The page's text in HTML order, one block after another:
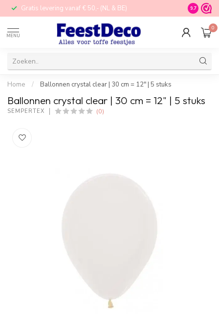
Gratis levering vanaf € 50,- (NL & BE) STORE in
9.7
MENU
0
Home / Ballonnen crystal clear | 30 cm = 12" | 5 stuks
Ballonnen crystal clear | 30 cm = 12" | 5 stuks
SEMPERTEX (0)